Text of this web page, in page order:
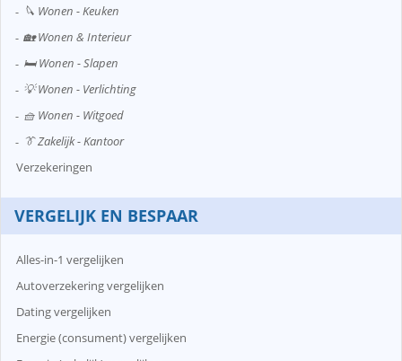
🔪 Wonen - Keuken
🏡 Wonen & Interieur
🛏️ Wonen - Slapen
💡 Wonen - Verlichting
🧺 Wonen - Witgoed
👔 Zakelijk - Kantoor
Verzekeringen
VERGELIJK EN BESPAAR
Alles-in-1 vergelijken
Autoverzekering vergelijken
Dating vergelijken
Energie (consument) vergelijken